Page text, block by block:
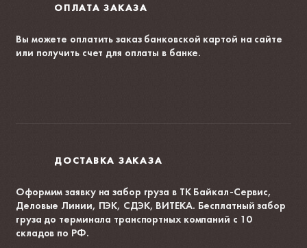
ОПЛАТА ЗАКАЗА
Вы можете оплатить заказ банковской картой на сайте
или получить счет для оплаты в банке.
ДОСТАВКА ЗАКАЗА
Оформим заявку на забор груза в ТК Байкал-Сервис,
Деловые Линии, ПЭК, СДЭК, ВИТЕКА. Бесплатный забор
груза до терминала транспортных компаний с 10
складов по РФ.